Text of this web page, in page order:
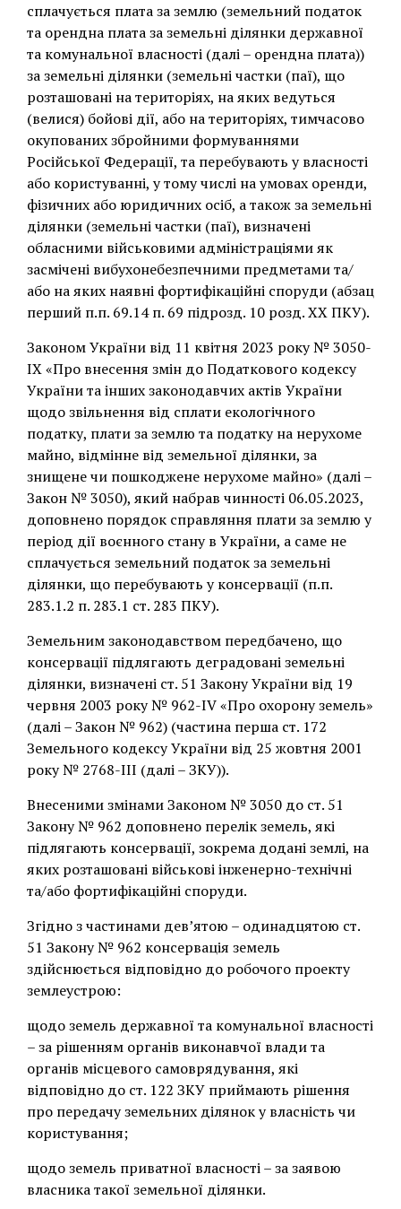
сплачується плата за землю (земельний податок
та орендна плата за земельні ділянки державної
та комунальної власності (далі – орендна плата))
за земельні ділянки (земельні частки (паї), що
розташовані на територіях, на яких ведуться
(велися) бойові дії, або на територіях, тимчасово
окупованих збройними формуваннями
Російської Федерації, та перебувають у власності
або користуванні, у тому числі на умовах оренди,
фізичних або юридичних осіб, а також за земельні
ділянки (земельні частки (паї), визначені
обласними військовими адміністраціями як
засмічені вибухонебезпечними предметами та/
або на яких наявні фортифікаційні споруди (абзац
перший п.п. 69.14 п. 69 підрозд. 10 розд. ХХ ПКУ).
Законом України від 11 квітня 2023 року № 3050-
ІХ «Про внесення змін до Податкового кодексу
України та інших законодавчих актів України
щодо звільнення від сплати екологічного
податку, плати за землю та податку на нерухоме
майно, відмінне від земельної ділянки, за
знищене чи пошкоджене нерухоме майно» (далі –
Закон № 3050), який набрав чинності 06.05.2023,
доповнено порядок справляння плати за землю у
період дії воєнного стану в України, а саме не
сплачується земельний податок за земельні
ділянки, що перебувають у консервації (п.п.
283.1.2 п. 283.1 ст. 283 ПКУ).
Земельним законодавством передбачено, що
консервації підлягають деградовані земельні
ділянки, визначені ст. 51 Закону України від 19
червня 2003 року № 962-ІV «Про охорону земель»
(далі – Закон № 962) (частина перша ст. 172
Земельного кодексу України від 25 жовтня 2001
року № 2768-III (далі – ЗКУ)).
Внесеними змінами Законом № 3050 до ст. 51
Закону № 962 доповнено перелік земель, які
підлягають консервації, зокрема додані землі, на
яких розташовані військові інженерно-технічні
та/або фортифікаційні споруди.
Згідно з частинами дев’ятою – одинадцятою ст.
51 Закону № 962 консервація земель
здійснюється відповідно до робочого проекту
землеустрою:
щодо земель державної та комунальної власності
– за рішенням органів виконавчої влади та
органів місцевого самоврядування, які
відповідно до ст. 122 ЗКУ приймають рішення
про передачу земельних ділянок у власність чи
користування;
щодо земель приватної власності – за заявою
власника такої земельної ділянки.